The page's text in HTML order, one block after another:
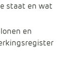
staat en wat
en
sregister